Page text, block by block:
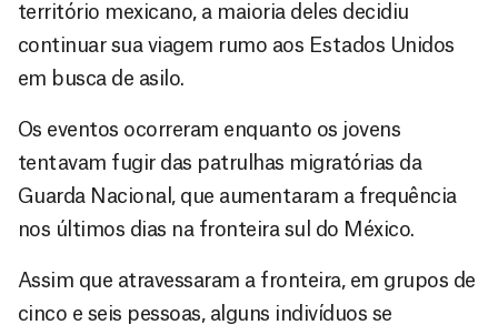
território mexicano, a maioria deles decidiu
continuar sua viagem rumo aos Estados Unidos
em busca de asilo.
Os eventos ocorreram enquanto os jovens
tentavam fugir das patrulhas migratórias da
Guarda Nacional, que aumentaram a frequência
nos últimos dias na fronteira sul do México.
Assim que atravessaram a fronteira, em grupos de
cinco e seis pessoas, alguns indivíduos se